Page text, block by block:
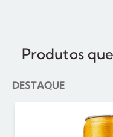
Produtos
DESTAQUE